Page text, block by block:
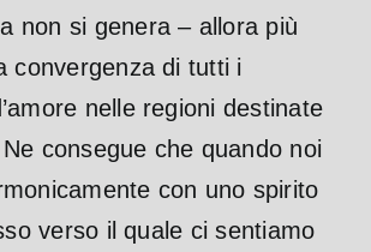
non si genera – allora più
convergenza di tutti i
nelle regioni destinate
consegue che quando noi
con uno spirito
verso il quale ci sentiamo